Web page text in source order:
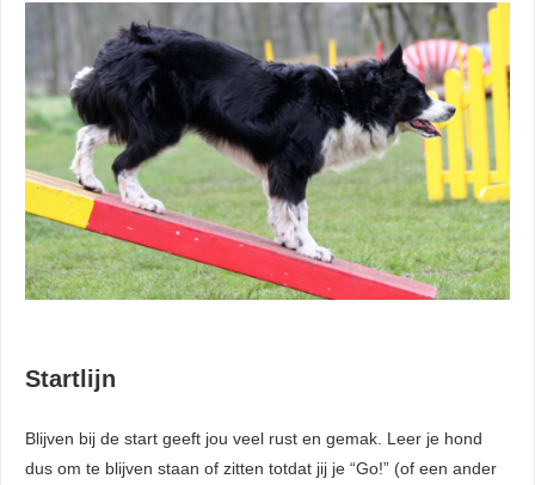
Startlijn
Blijven bij de start geeft jou veel rust en gemak. Leer je hond
dus om te blijven staan of zitten totdat jij je “Go!” (of een ander